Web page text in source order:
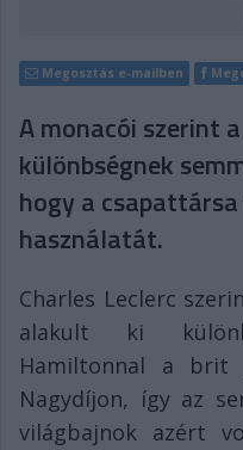
Megosztás e-mailben
A monacói szerint
különbségnek
hogy a
használatát.
Charles Leclerc
alakult ki
Hamiltonnal a brit
Nagydíjon, így az
világbajnok azért